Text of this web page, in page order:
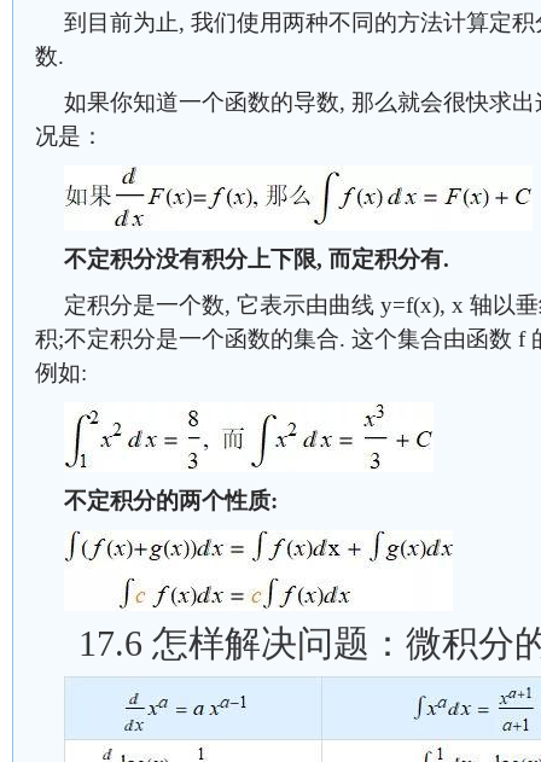
到目前为止, 我们使用两种不同的方法计算定
数.
如果你知道一个函数的导数, 那么就会很快求
况是：
不定积分没有积分上下限, 而定积分有.
定积分是一个数, 它表示由曲线 y=f(x), x 轴以
积;不定积分是一个函数的集合. 这个集合由函数 f
例如:
不定积分的两个性质:
17.6 怎样解决问题：微积分